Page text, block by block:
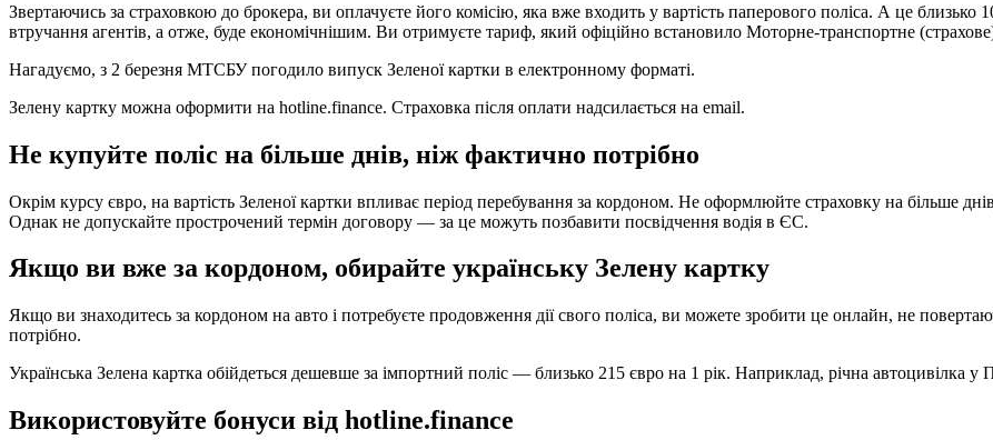
Звертаючись за страховкою до брокера, ви оплачуєте його комісію, яка вже входить у вартість паперового поліса. А це
втручання агентів, а отже, буде економічнішим. Ви отримуєте тариф, який офіційно встановило Моторне-транспортне
Нагадуємо, з 2 березня МТСБУ погодило випуск Зеленої картки в електронному форматі.
Зелену картку можна оформити на hotline.finance. Страховка після оплати надсилається на email.
Не купуйте поліс на більше днів, ніж фактично потрібно
Окрім курсу євро, на вартість Зеленої картки впливає період перебування за кордоном. Не оформлюйте страховку на більше
Однак не допускайте прострочений термін договору — за це можуть позбавити посвідчення водія в ЄС.
Якщо ви вже за кордоном, обирайте українську Зелену картку
Якщо ви знаходитесь за кордоном на авто і потребуєте продовження дії свого поліса, ви можете зробити це онлайн, не
потрібно.
Українська Зелена картка обійдеться дешевше за імпортний поліс — близько 215 євро на 1 рік. Наприклад, річна автоцивілка
Використовуйте бонуси від hotline.finance